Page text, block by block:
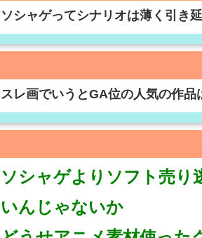
ソシャゲってシナリオは薄く引き
スレ画でいうとGA位の人気の作
ソシャゲよりソフト売り
いんじゃないか